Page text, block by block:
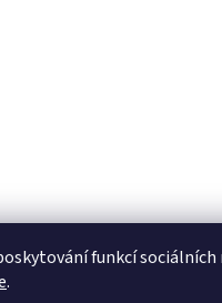
funkcí
.